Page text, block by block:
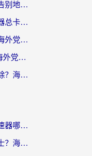
在海外如何听音乐教程：告别地域限制，随时听见国内的声音
海外看国内电视剧的播放器总卡顿？选对回国加速器才是关键
国外可以看西瓜视频吗？海外党追剧看片的终极解决方案
韩剧tv国外免费下载难？海外党看国内剧的加速器选择指南（附实用技巧）
腾讯视频限制播放怎么解除？海外党亲测有效的回国加速指南
手机国外玩帕斯卡契约加速器哪个好用？海外党国服游戏之路的救星
在韩国怎么玩地下城与勇士？海外党必看的国服游戏加速全攻略